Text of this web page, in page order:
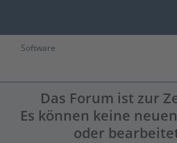
Software
Das Forum ist zur
Es können keine
oder